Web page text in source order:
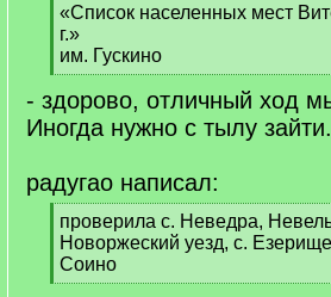
[
q
]
«Список населенных мест
г.»
им. Гускино
[
/
q
]
- здорово, отличный ход
Иногда нужно с тылу зайти.
радугао написал:
[
q
]
проверила с. Неведра,
Новоржеский уезд, с.
Соино
[